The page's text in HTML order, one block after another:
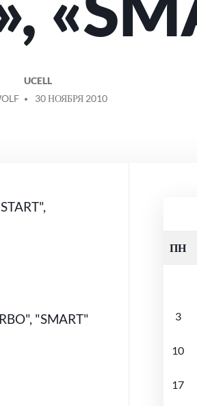
UCELL
30 НОЯБРЯ 2010
"SMART"
ПН
3
10
17